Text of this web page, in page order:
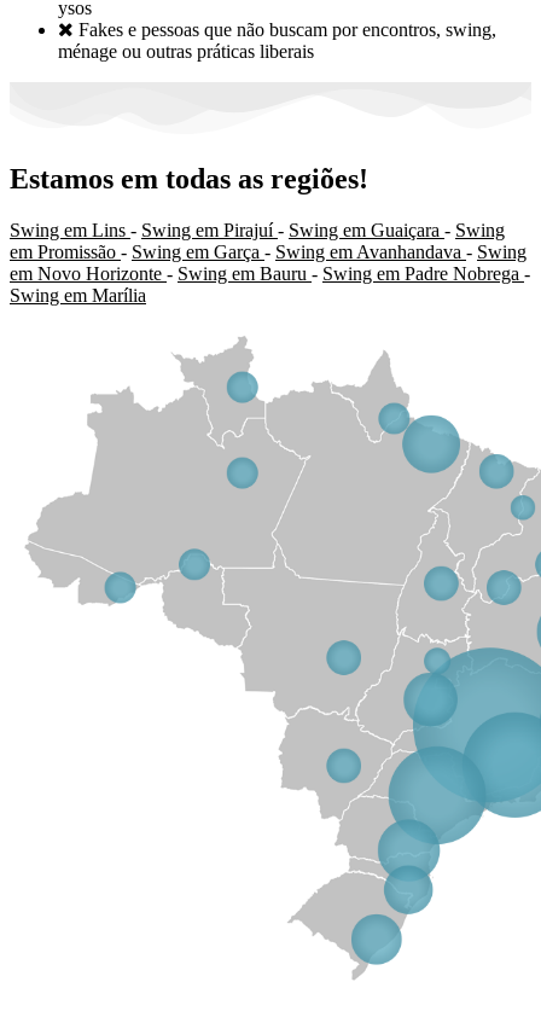
ysos
 Fakes e pessoas que não buscam por encontros, swing,
ménage ou outras práticas liberais
Estamos em todas as regiões!
Swing em Lins - Swing em Pirajuí- Swing em Guaiçara - Swing
em Promissão - Swing em Garça - Swing em Avanhandava - Swing
em Novo Horizonte - Swing em Bauru - Swing em Padre Nobrega -
Swing em Marília